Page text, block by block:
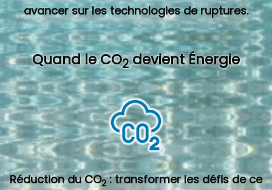
avancer sur les technologies de ruptures.
Quand le CO2devient Énergie
Réduction du CO2 : transformer les défis de ce